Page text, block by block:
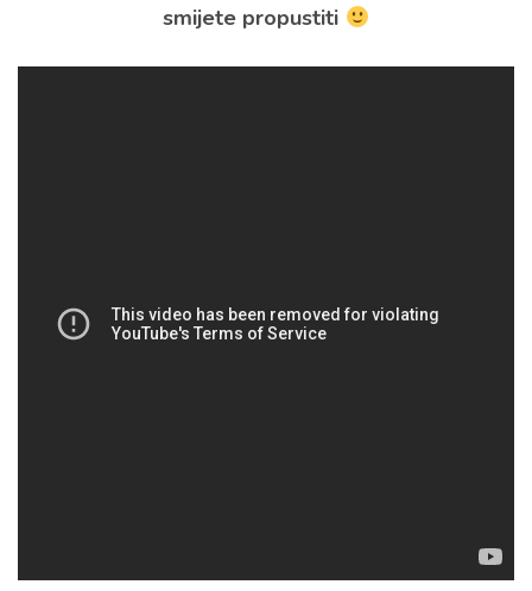
smijete propustiti